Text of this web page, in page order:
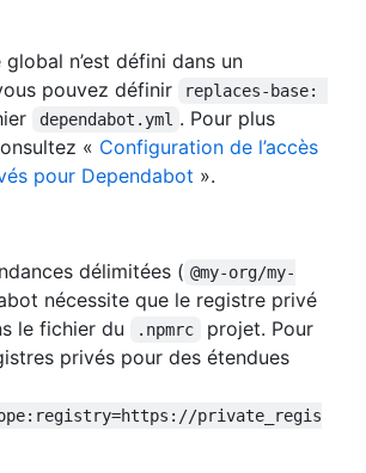
n’est défini dans un
pouvez définir
replaces-base:
dependabot.yml . Pour plus
« Configuration de l’accès
pour Dependabot ».
délimitées ( @my-org/my-
nécessite que le registre privé
le fichier du
.npmrc
projet. Pour
privés pour des étendues
private_regis